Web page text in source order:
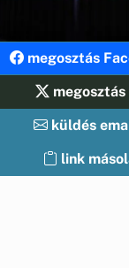
megosztás
megosztás
küldés
link